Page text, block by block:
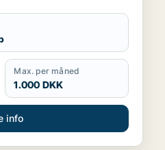
Max. per måned
1.000 DKK
info